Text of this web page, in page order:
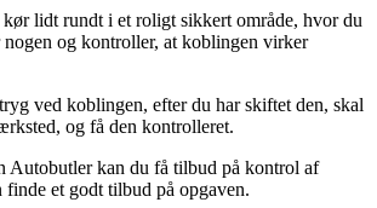
kør lidt rundt i et roligt sikkert område, hvor du
og kontroller, at koblingen virker
ved koblingen, efter du har skiftet den, skal
og få den kontrolleret.
Autobutler kan du få tilbud på kontrol af
finde et godt tilbud på opgaven.